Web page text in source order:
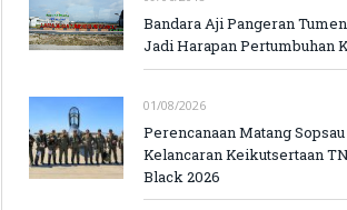
Bandara Aji Pangeran
Jadi Harapan Pertumbuhan
01/08/2026
Perencanaan Matang
Kelancaran Keikutsertaan
Black 2026